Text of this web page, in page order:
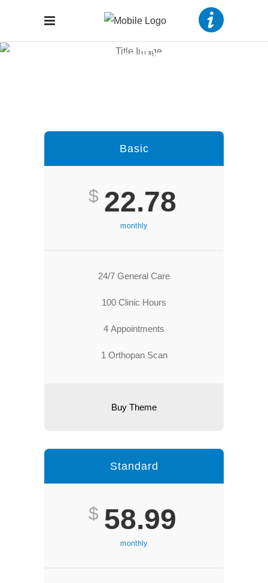
Pricing Tables
Basic
$ 22.78
monthly
24/7 General Care
100 Clinic Hours
4 Appointments
1 Orthopan Scan
Buy Theme
Standard
$ 58.99
monthly